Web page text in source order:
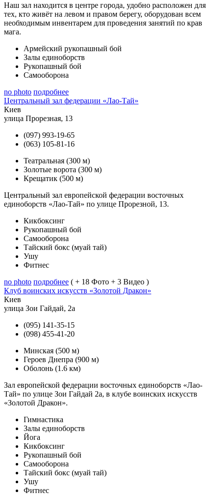
Наш зал находится в центре города, удобно расположен для
тех, кто живёт на левом и правом берегу, оборудован всем
необходимым инвентарем для проведения занятий по крав
мага.
Армейский рукопашный бой
Залы единоборств
Рукопашный бой
Самооборона
no photo подробнее
Центральный зал федерации «Лао-Тай»
Киев
улица Прорезная, 13
(097) 993-19-65
(063) 105-81-16
Театральная (300 м)
Золотые ворота (300 м)
Крещатик (500 м)
Центральный зал европейской федерации восточных
единоборств «Лао-Тай» по улице Прорезной, 13.
Кикбоксинг
Рукопашный бой
Самооборона
Тайский бокс (муай тай)
Ушу
Фитнес
no photo подробнее ( + 18 Фото + 3 Видео )
Клуб воинских искусств «Золотой Дракон»
Киев
улица Зои Гайдай, 2а
(095) 141-35-15
(098) 455-41-20
Минская (500 м)
Героев Днепра (900 м)
Оболонь (1.6 км)
Зал европейской федерации восточных единоборств «Лао-
Тай» по улице Зои Гайдай 2а, в клубе воинских искусств
«Золотой Дракон».
Гимнастика
Залы единоборств
Йога
Кикбоксинг
Рукопашный бой
Самооборона
Тайский бокс (муай тай)
Ушу
Фитнес